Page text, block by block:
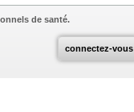
connectez-vous
de santé.